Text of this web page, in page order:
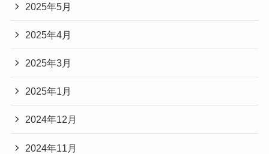
2025年5月
2025年4月
2025年3月
2025年1月
2024年12月
2024年11月